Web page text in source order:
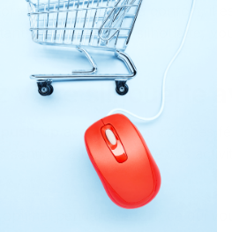
un maximum de confort, il
en valeur votre silhouette,
votre silhouette
accentue vos courbes
à l’aise lors de vos
optimal pendant l’effort, ce qui